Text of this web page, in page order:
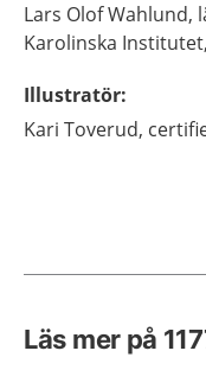
Lars OlofWahlund,
Karolinska Institutet,
Illustratör:
Kari Toverud,
Läs mer på